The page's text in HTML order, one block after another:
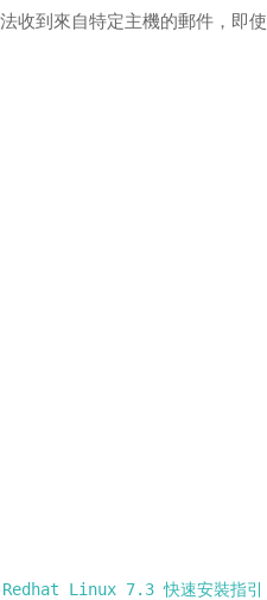
收到來自特定主機的郵件，即使
Redhat Linux 7.3 快速安裝指引